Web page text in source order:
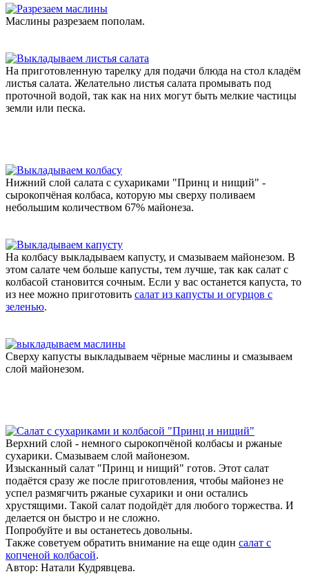
Маслины разрезаем пополам.
На приготовленную тарелку для подачи блюда на стол кладём
листья салата. Желательно листья салата промывать под
проточной водой, так как на них могут быть мелкие частицы
земли или песка.
Нижний слой салата с сухариками "Принц и нищий" -
сырокопчёная колбаса, которую мы сверху поливаем
небольшим количеством 67% майонеза.
На колбасу выкладываем капусту, и смазываем майонезом. В
этом салате чем больше капусты, тем лучше, так как салат с
колбасой становится сочным. Если у вас останется капуста, то
из нее можно приготовить салат из капусты и огурцов с
зеленью.
Сверху капусты выкладываем чёрные маслины и смазываем
слой майонезом.
Верхний слой - немного сырокопчёной колбасы и ржаные
сухарики. Смазываем слой майонезом.
Изысканный салат "Принц и нищий" готов. Этот салат
подаётся сразу же после приготовления, чтобы майонез не
успел размягчить ржаные сухарики и они остались
хрустящими. Такой салат подойдёт для любого торжества. И
делается он быстро и не сложно.
Попробуйте и вы останетесь довольны.
Также советуем обратить внимание на еще один салат с
копченой колбасой.
Автор: Натали Кудрявцева.